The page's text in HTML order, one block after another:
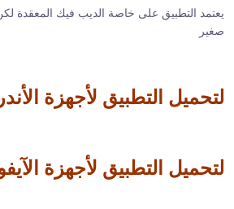
يعتمد التطبيق على خاصة الديب فيك المعقدة
صغير
لتحميل التطبيق لأجهزة
لتحميل التطبيق لأجهزة